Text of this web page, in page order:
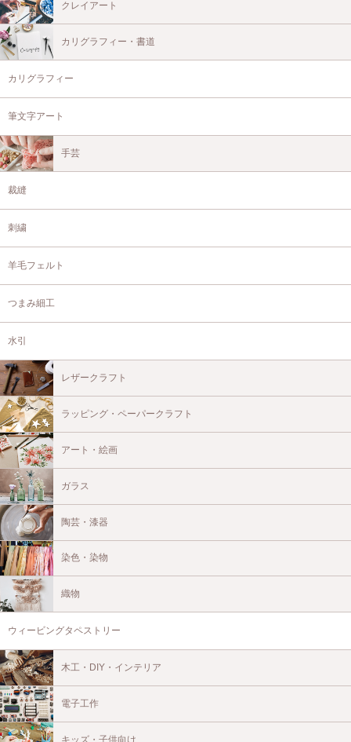
クレイアート
カリグラフィー・書道
カリグラフィー
筆文字アート
手芸
裁縫
刺繍
羊毛フェルト
つまみ細工
水引
レザークラフト
ラッピング・ペーパークラフト
アート・絵画
ガラス
陶芸・漆器
染色・染物
織物
ウィービングタペストリー
木工・DIY・インテリア
電子工作
キッズ・子供向け